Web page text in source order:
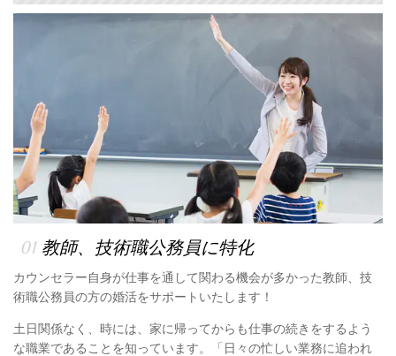
01 教師、技術職公務員に特化
カウンセラー自身が仕事を通して関わる機会が多かった教師、技
術職公務員の方の婚活をサポートいたします！
土日関係なく、時には、家に帰ってからも仕事の続きをするよう
な職業であることを知っています。「日々の忙しい業務に追われ